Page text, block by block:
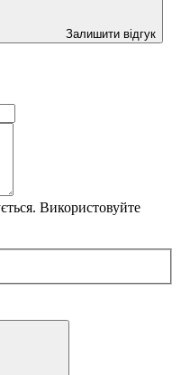
Залишити відгук
Використовуйте